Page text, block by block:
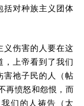
括对种族主义团体
义伤害的人要在这
，上帝看到了我们
害祂子民的人（帖
再愤怒和怨恨，而
们的人祷告（太